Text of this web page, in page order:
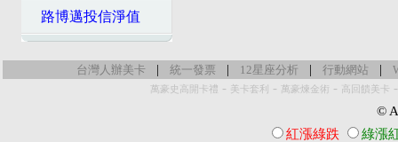
路博邁投信淨值
台灣人辦美卡 | 統一發票 | 12星座分析 | 行動網站 |
萬豪史高開卡禮 - 美卡套利 - 萬豪煉金術 - 高回饋美卡
©
紅漲綠跌
綠漲